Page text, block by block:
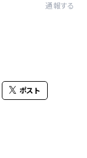
通報する
ポスト